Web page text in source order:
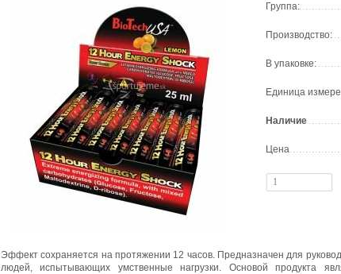
Группа:
Производство:
В упаковке:
Единица
Наличие
Цена
Эффект сохраняется на протяжении 12 часов. Предназначен для
людей, испытывающих умственные нагрузки. Основой продукта